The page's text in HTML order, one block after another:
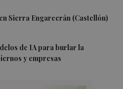
Sierra Engarcerán (Castellón)
de IA para burlar la
y empresas